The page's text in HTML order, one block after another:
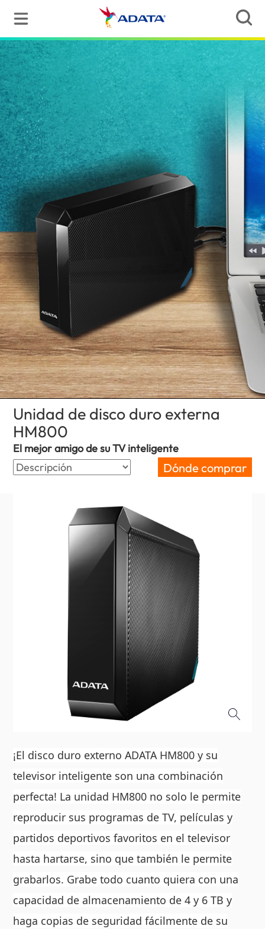
Unidad de disco duro externa
HM800
El mejor amigo de su TV inteligente
Dónde comprar
¡El disco duro externo ADATA HM800 y su
televisor inteligente son una combinación
perfecta! La unidad HM800 no solo le permite
reproducir sus programas de TV, películas y
partidos deportivos favoritos en el televisor
hasta hartarse, sino que también le permite
grabarlos. Grabe todo cuanto quiera con una
capacidad de almacenamiento de 4 y 6 TB y
haga copias de seguridad fácilmente de su